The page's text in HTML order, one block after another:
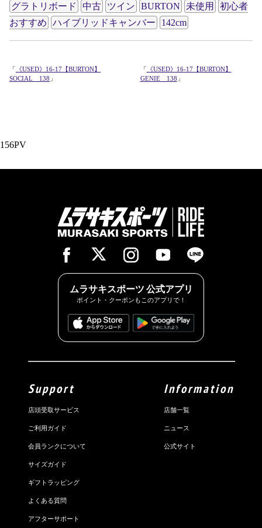
グラトリボード 中古 ツイン BURTON 未使用
初心者
おすすめ
ハイブリッドキャンバー 142cm
「 《USED》16-17【BURTON】
SOCIAL 138 」
「 《USED》16-17【BURTON】
GENIE 138 」
156PV
ムラサキスポーツ 公式アプリ
ポイント・クーポンもこのアプリで！
Support
店頭受取サービス
ご利用ガイド
会員ランクについて
サイズガイド
ギフトラッピング
よくある質問
アフターサポート
Information
店舗一覧
ニュース
公式サイト